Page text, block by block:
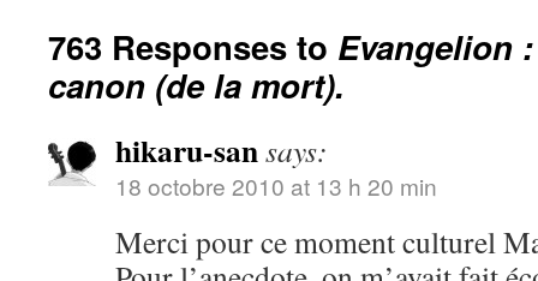
763 Responses to Evangelion
canon (de la mort).
hikaru-sansays:
18 octobre 2010 at 13 h 20 min
Merci pour ce moment culturel